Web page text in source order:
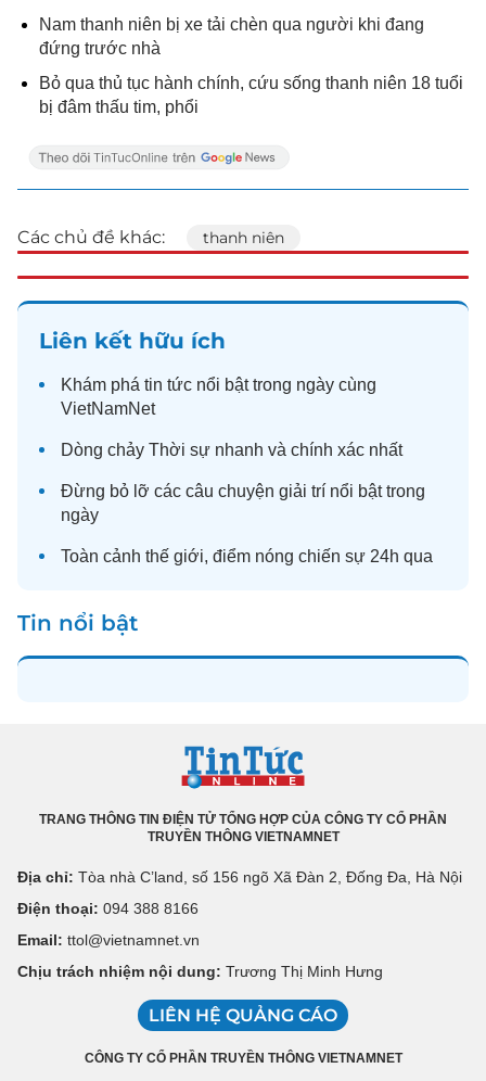
Nam thanh niên bị xe tải chèn qua người khi đang
đứng trước nhà
Bỏ qua thủ tục hành chính, cứu sống thanh niên 18 tuổi
bị đâm thấu tim, phổi
Các chủ đề khác: thanh niên
Liên kết hữu ích
Khám phá tin tức nổi bật trong ngày cùng
VietNamNet
Dòng chảy Thời sự nhanh và chính xác nhất
Đừng bỏ lỡ các câu chuyện giải trí nổi bật trong
ngày
Toàn cảnh thế giới, điểm nóng chiến sự 24h qua
Tin nổi bật
TRANG THÔNG TIN ĐIỆN TỬ TỔNG HỢP CỦA CÔNG TY CỔ PHẦN
TRUYỀN THÔNG VIETNAMNET
Địa chỉ: Tòa nhà C’land, số 156 ngõ Xã Đàn 2, Đống Đa, Hà Nội
Điện thoại: 094 388 8166
Email: ttol@vietnamnet.vn
Chịu trách nhiệm nội dung: Trương Thị Minh Hưng
LIÊN HỆ QUẢNG CÁO
CÔNG TY CỔ PHẦN TRUYỀN THÔNG VIETNAMNET